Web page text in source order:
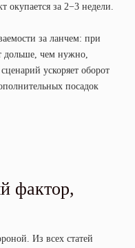
окупается за 2−3 недели.
за ланчем: при
дольше, чем нужно,
ускоряет оборот
посадок
фактор,
Из всех статей